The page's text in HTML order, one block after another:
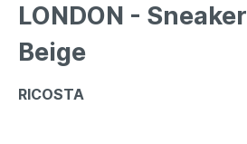
LONDON - Sneaker
Beige
RICOSTA